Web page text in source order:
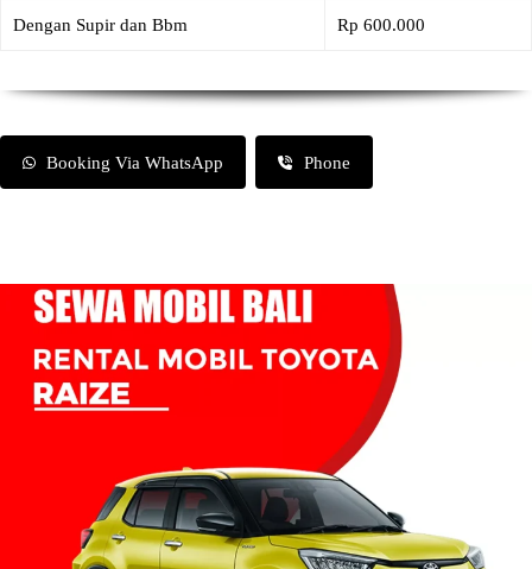
Dengan Supir dan Bbm Rp 600.000
Booking Via WhatsApp Phone